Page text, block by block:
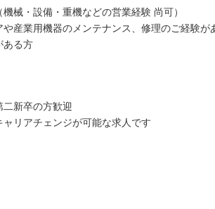
機械・設備・重機などの営業経験 尚可）
や産業用機器のメンテナンス、修理のご経験が
ある方
新卒の方歓迎
リアチェンジが可能な求人です